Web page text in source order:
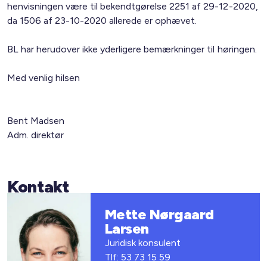
henvisningen være til bekendtgørelse 2251 af 29-12-2020,
da 1506 af 23-10-2020 allerede er ophævet.
BL har herudover ikke yderligere bemærkninger til høringen.
Med venlig hilsen
Bent Madsen
Adm. direktør
Kontakt
Mette Nørgaard
Larsen
Juridisk konsulent
Tlf: 53 73 15 59